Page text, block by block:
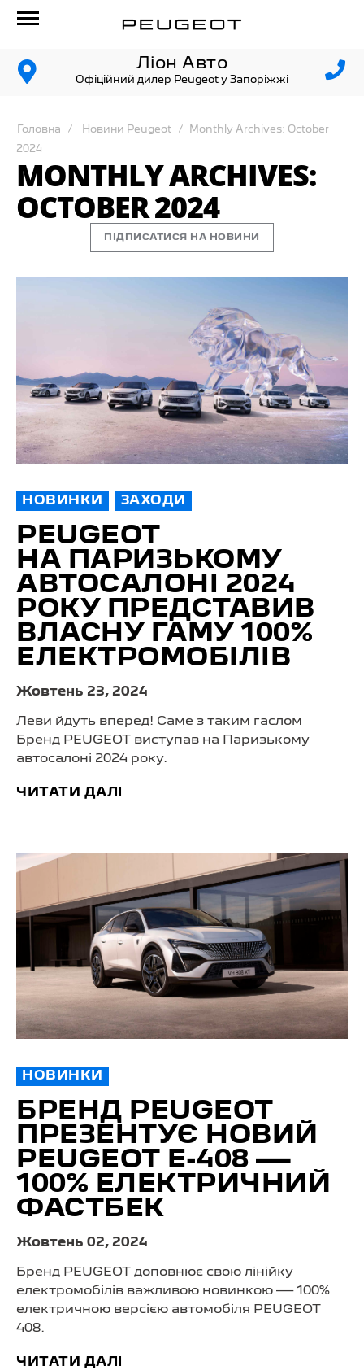
Ліон Авто
Офіційний дилер Peugeot у Запоріжжі
Головна Новини Peugeot Monthly Archives: October
2024
MONTHLY ARCHIVES:
OCTOBER 2024
ПІДПИСАТИСЯ НА НОВИНИ
НОВИНКИ ЗАХОДИ
PEUGEOT
НА ПАРИЗЬКОМУ
АВТОСАЛОНІ 2024
РОКУ ПРЕДСТАВИВ
ВЛАСНУ ГАМУ 100%
ЕЛЕКТРОМОБІЛІВ
Жовтень 23, 2024
Леви йдуть вперед! Саме з таким гаслом
Бренд PEUGEOT виступав на Паризькому
автосалоні 2024 року.
ЧИТАТИ ДАЛІ
НОВИНКИ
БРЕНД PEUGEOT
ПРЕЗЕНТУЄ НОВИЙ
PEUGEOT E-408 —
100% ЕЛЕКТРИЧНИЙ
ФАСТБЕК
Жовтень 02, 2024
Бренд PEUGEOT доповнює свою лінійку
електромобілів важливою новинкою — 100%
електричною версією автомобіля PEUGEOT
408.
ЧИТАТИ ДАЛІ